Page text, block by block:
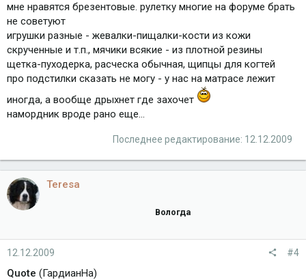
мне нравятся брезентовые. рулетку многие на форуме брать
не советуют
игрушки разные - жевалки-пищалки-кости из кожи
скрученные и т.п., мячики всякие - из плотной резины
щетка-пуходерка, расческа обычная, щипцы для когтей
про подстилки сказать не могу - у нас на матрасе лежит
иногда, а вообще дрыхнет где захочет
намордник вроде рано еще...
Последнее редактирование: 12.12.2009
Teresa
Вологда
12.12.2009 #4
Quote (ГардианНа)